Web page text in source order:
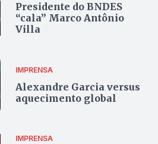
Presidente do BNDES
“cala” Marco Antônio
Villa
IMPRENSA
Alexandre Garcia versus
aquecimento global
IMPRENSA